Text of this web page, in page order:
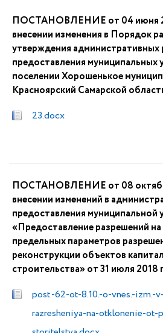
ПОСТАНОВЛЕНИЕ от 04 июня
внесении изменения в Порядок
утверждения административных
предоставления муниципальных
поселении Хорошенькое
Красноярский Самарской
23.docx
ПОСТАНОВЛЕНИЕ от 08
внесении изменений в
предоставления муниципальной
«Предоставление разрешений
предельных параметров
реконструкции объектов
строительства» от 31 июля
post.-62-ot-8.10.-o-vnes.-izm.-
razresheniya-na-otklonenie-ot-